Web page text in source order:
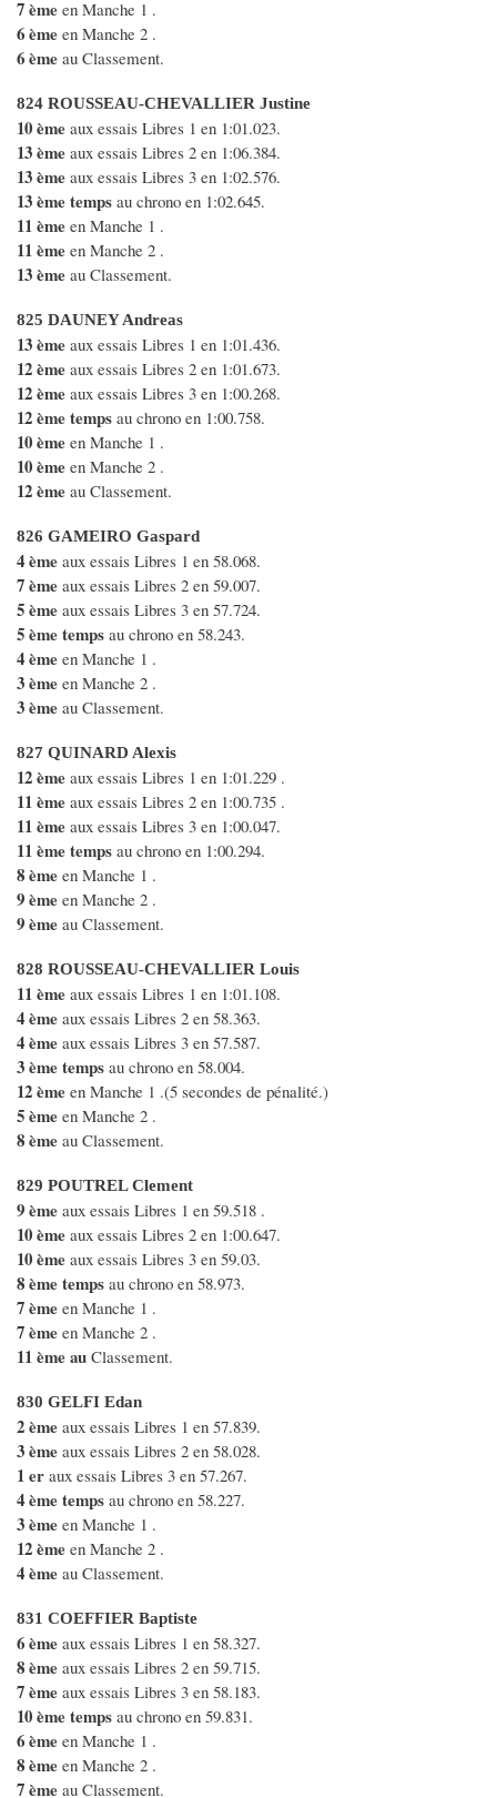
7 ème en Manche 1 .
6 ème en Manche 2 .
6 ème au Classement.
824 ROUSSEAU-CHEVALLIER Justine
10 ème aux essais Libres 1 en 1:01.023.
13 ème aux essais Libres 2 en 1:06.384.
13 ème aux essais Libres 3 en 1:02.576.
13 ème temps au chrono en 1:02.645.
11 ème en Manche 1 .
11 ème en Manche 2 .
13 ème au Classement.
825 DAUNEY Andreas
13 ème aux essais Libres 1 en 1:01.436.
12 ème aux essais Libres 2 en 1:01.673.
12 ème aux essais Libres 3 en 1:00.268.
12 ème temps au chrono en 1:00.758.
10 ème en Manche 1 .
10 ème en Manche 2 .
12 ème au Classement.
826 GAMEIRO Gaspard
4 ème aux essais Libres 1 en 58.068.
7 ème aux essais Libres 2 en 59.007.
5 ème aux essais Libres 3 en 57.724.
5 ème temps au chrono en 58.243.
4 ème en Manche 1 .
3 ème en Manche 2 .
3 ème au Classement.
827 QUINARD Alexis
12 ème aux essais Libres 1 en 1:01.229 .
11 ème aux essais Libres 2 en 1:00.735 .
11 ème aux essais Libres 3 en 1:00.047.
11 ème temps au chrono en 1:00.294.
8 ème en Manche 1 .
9 ème en Manche 2 .
9 ème au Classement.
828 ROUSSEAU-CHEVALLIER Louis
11 ème aux essais Libres 1 en 1:01.108.
4 ème aux essais Libres 2 en 58.363.
4 ème aux essais Libres 3 en 57.587.
3 ème temps au chrono en 58.004.
12 ème en Manche 1 .(5 secondes de pénalité.)
5 ème en Manche 2 .
8 ème au Classement.
829 POUTREL Clement
9 ème aux essais Libres 1 en 59.518 .
10 ème aux essais Libres 2 en 1:00.647.
10 ème aux essais Libres 3 en 59.03.
8 ème temps au chrono en 58.973.
7 ème en Manche 1 .
7 ème en Manche 2 .
11 ème au Classement.
830 GELFI Edan
2 ème aux essais Libres 1 en 57.839.
3 ème aux essais Libres 2 en 58.028.
1 er aux essais Libres 3 en 57.267.
4 ème temps au chrono en 58.227.
3 ème en Manche 1 .
12 ème en Manche 2 .
4 ème au Classement.
831 COEFFIER Baptiste
6 ème aux essais Libres 1 en 58.327.
8 ème aux essais Libres 2 en 59.715.
7 ème aux essais Libres 3 en 58.183.
10 ème temps au chrono en 59.831.
6 ème en Manche 1 .
8 ème en Manche 2 .
7 ème au Classement.